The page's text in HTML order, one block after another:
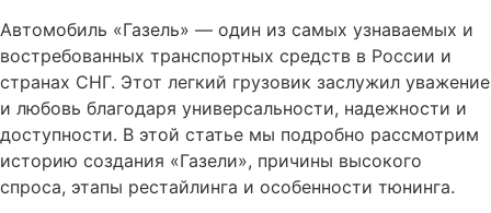
Автомобиль «Газель» — один из самых узнаваемых и
востребованных транспортных средств в России и
странах СНГ. Этот легкий грузовик заслужил уважение
и любовь благодаря универсальности, надежности и
доступности. В этой статье мы подробно рассмотрим
историю создания «Газели», причины высокого
спроса, этапы рестайлинга и особенности тюнинга.